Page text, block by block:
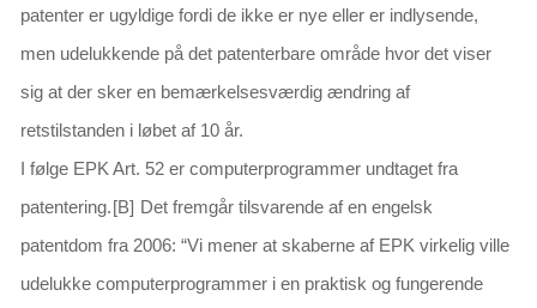
patenter er ugyldige fordi de ikke er nye eller er indlysende,
men udelukkende på det patenterbare område hvor det viser
sig at der sker en bemærkelsesværdig ændring af
retstilstanden i løbet af 10 år.
I følge EPK Art. 52 er computerprogrammer undtaget fra
patentering.[B] Det fremgår tilsvarende af en engelsk
patentdom fra 2006: “Vi mener at skaberne af EPK virkelig ville
udelukke computerprogrammer i en praktisk og fungerende